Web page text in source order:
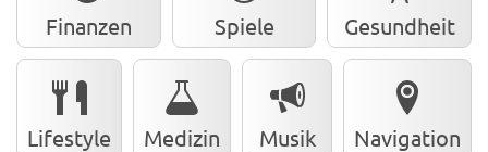
Finanzen Spiele Gesundheit
Lifestyle Medizin Musik Navigation